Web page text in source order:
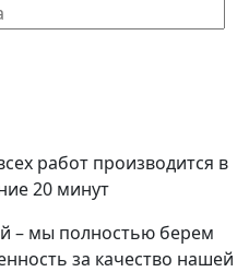
работ производится в
20 минут
– мы полностью берем
за качество нашей